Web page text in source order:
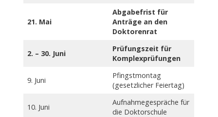
21. Mai
Abgabefrist für
Anträge an den
Doktorenrat
2. – 30. Juni
Prüfungszeit für
Komplexprüfungen
9. Juni
Pfingstmontag
(gesetzlicher Feiertag)
10. Juni
Aufnahmegespräche für
die Doktorschule